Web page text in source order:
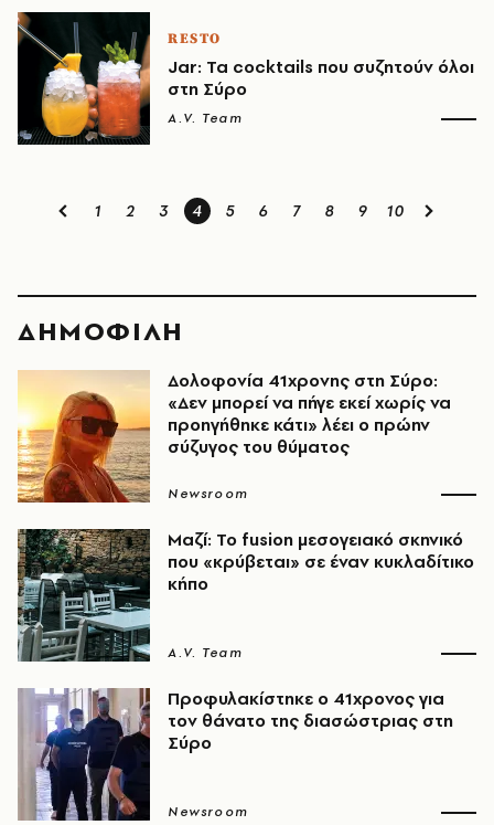
RESTO
Jar: Τα cocktails που συζητούν όλοι
στη Σύρο
A.V. Team
1 2 3 4 5 6 7 8 9 10
ΔΗΜΟΦΙΛΗ
Δολοφονία 41χρονης στη Σύρο:
«Δεν μπορεί να πήγε εκεί χωρίς να
προηγήθηκε κάτι» λέει ο πρώην
σύζυγος του θύματος
Newsroom
Μαζί: Το fusion μεσογειακό σκηνικό
που «κρύβεται» σε έναν κυκλαδίτικο
κήπο
A.V. Team
Προφυλακίστηκε ο 41χρονος για
τον θάνατο της διασώστριας στη
Σύρο
Newsroom